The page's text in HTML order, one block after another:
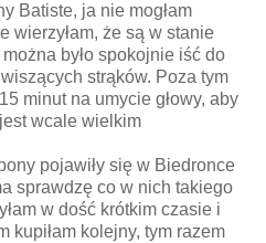
Batiste, ja nie mogłam
wierzyłam, że są w stanie
było spokojnie iść do
strąków. Poza tym
minut na umycie głowy, aby
wcale wielkim
pojawiły się w Biedronce
sprawdzę co w nich takiego
w dość krótkim czasie i
kupiłam kolejny, tym razem